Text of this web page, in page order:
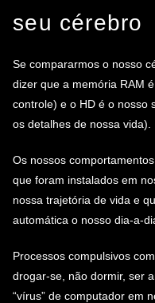
seu cérebro
Se compararmos o nosso
dizer que a memória RAM
controle) e o HD é o nosso
os detalhes de nossa vida).
Os nossos
que foram instalados em
nossa trajetória de vida e
automática o nosso dia-a-
Processos compulsivos
drogar-se, não dormir, ser
“vírus” de computador em